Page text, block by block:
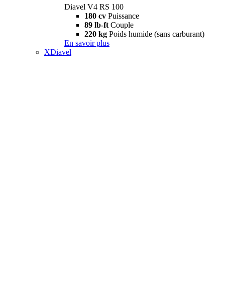
Diavel V4 RS 100
180 cv Puissance
89 lb-ft Couple
220 kg Poids humide (sans carburant)
En savoir plus
XDiavel